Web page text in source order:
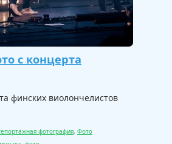
с концерта
финских виолончелистов
фотография, Фото